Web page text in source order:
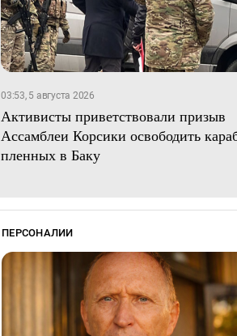
03:53, 5 августа 2026
Активисты приветствовали призыв
Ассамблеи Корсики освободить
пленных в Баку
ПЕРСОНАЛИИ